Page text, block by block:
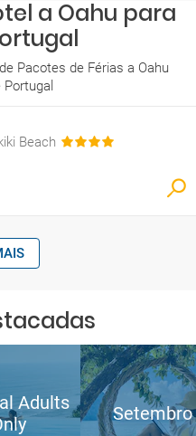
a Oahu para
Pacotes de Férias a Oahu
Beach
Adults
Setembro